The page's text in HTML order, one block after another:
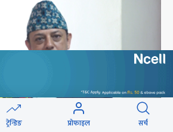
ट्रेन्डिङ प्रोफाइल सर्च